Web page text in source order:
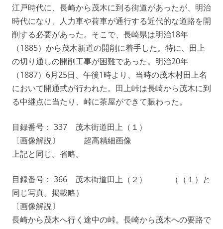
江戸時代に、長崎から茂木に到る街道があったが、明治
時代になり、人力車や荷車が通行する近代的な道路を開
削する必要があった。そこで、長崎県は明治18年
（1885）から茂木新道の開削に着手した。特に、田上
の切り通しの開削工事が困難であった。明治20年
（1887）6月25日、午後1時より、当時の茂木村田上名
において開通式が行われた。田上峠は長崎から茂木に到
る中継点に当たり、峠に茶屋ができて賑わった。
目録番号： 337 茂木街道田上（１）
〔画像解説〕 超高精細画像
上記と同じ。省略。
目録番号： 366 茂木街道田上（２） （（１）と
同じ写真。掲載略）
〔画像解説〕
長崎から茂木へ行く途中の峠。長崎から茂木への要路で